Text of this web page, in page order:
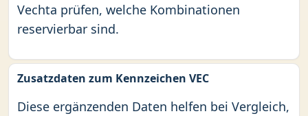
Vechta prüfen, welche Kombinationen
reservierbar sind.
Zusatzdaten zum Kennzeichen VEC
Diese ergänzenden Daten helfen bei Vergleich,